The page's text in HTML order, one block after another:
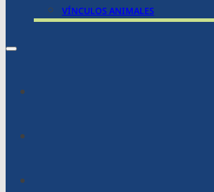
VÍNCULOS ANIMALES